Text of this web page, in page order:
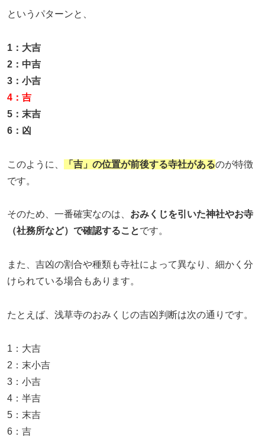
というパターンと、
1：大吉
2：中吉
3：小吉
4：吉
5：末吉
6：凶
このように、 「吉」の位置が前後する寺社があるのが特徴
です。
そのため、一番確実なのは、 おみくじを引いた神社やお寺
（社務所など）で確認することです。
また、吉凶の割合や種類も寺社によって異なり、細かく分
けられている場合もあります。
たとえば、浅草寺のおみくじの吉凶判断は次の通りです。
1：大吉
2：末小吉
3：小吉
4：半吉
5：末吉
6：吉